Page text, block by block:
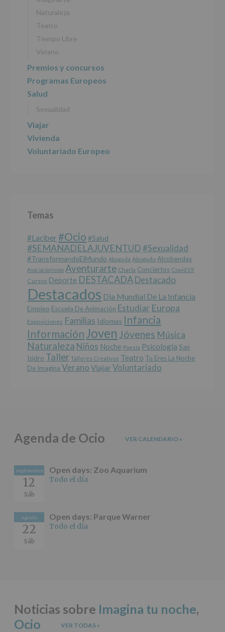
AYUNTAMIENTO
DE
Finalidad
Información
actividades
y
programas
para
Legitimación
Consentimiento
interesado
se
datos
a
terceros,
salvo
obligación
legal.
Derechos:
De
acceso,
rectificación,
supresión,
así
como
otros
derechos,
según
Información
adicional:
el
apartado
Datos
Naturaleza
Teatro
Tiempo Libre
Verano
Premios y concursos
Programas Europeos
Salud
Sexualidad
Viajar
Vivienda
Voluntariado Europeo
Temas
#laciber#Ocio #salud
#SEMANADELAJUVENTUD #sexualidad
#TransformandoElMundo Abogada Abogado Alcobendas
Asociacionismo Aventurarte Charla Conciertos Covid19
Cursos Deporte DESTACADADestacado
Destacados Dia Mundial De La Infancia
Empleo Escuela De Animación Estudiar Europa
Exposiciones Familias Idiomas Infancia
Información Joven Jóvenes Música
Naturaleza Niños Noche Poesía Psicologia San
Isidro Taller Talleres Creativos Teatro Tu Eres La Noche
De Imagina Verano Viajar Voluntariado
Agenda de Ocio VER CALENDARIO »
septiembre
12
Sáb
Open days: Zoo Aquarium
Todo el día
agosto
22
Sáb
Open days: Parque Warner
Todo el día
Noticias sobre Imagina tu noche,
Ocio
VER TODAS »